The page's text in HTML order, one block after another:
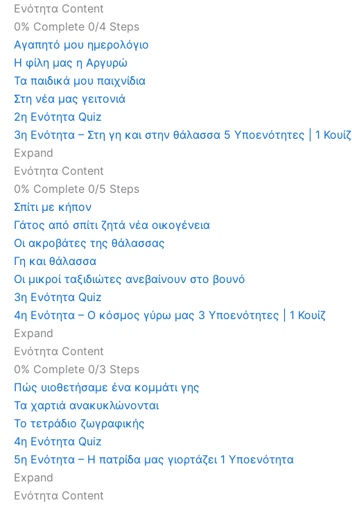
Ενότητα Content
0% Complete 0/4 Steps
Αγαπητό μου ημερολόγιο
Η φίλη μας η Αργυρώ
Τα παιδικά μου παιχνίδια
Στη νέα μας γειτονιά
2η Ενότητα Quiz
3η Ενότητα – Στη γη και στην θάλασσα 5 Υποενότητες
1 Κουίζ
Expand
Ενότητα Content
0% Complete 0/5 Steps
Σπίτι με κήπον
Γάτος από σπίτι ζητά νέα οικογένεια
Οι ακροβάτες της θάλασσας
Γη και θάλασσα
Οι μικροί ταξιδιώτες ανεβαίνουν στο βουνό
3η Ενότητα Quiz
4η Ενότητα – Ο κόσμος γύρω μας 3 Υποενότητες
1 Κουίζ
Expand
Ενότητα Content
0% Complete 0/3 Steps
Πώς υιοθετήσαμε ένα κομμάτι γης
Τα χαρτιά ανακυκλώνονται
Το τετράδιο ζωγραφικής
4η Ενότητα Quiz
5η Ενότητα – Η πατρίδα μας γιορτάζει 1 Υποενότητα
Expand
Ενότητα Content